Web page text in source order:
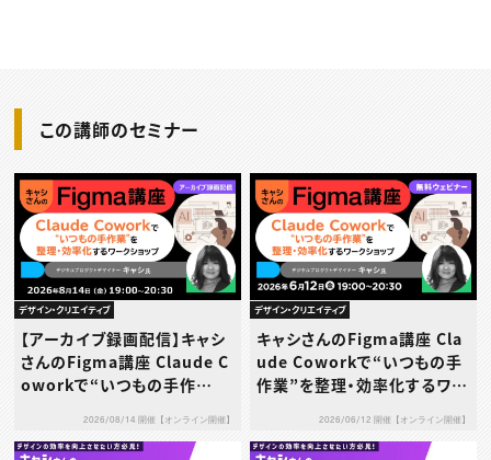
この講師のセミナー
デザイン・クリエイティブ
【アーカイブ録画配信】キャシ
さんのFigma講座 Claude C
oworkで“いつもの手作
2026/08/14 開催【オンライン開催】
デザイン・クリエイティブ
キャシさんのFigma講座 Cla
ude Coworkで“いつもの手
作業”を整理・効率化するワー
2026/06/12 開催【オンライン開催】